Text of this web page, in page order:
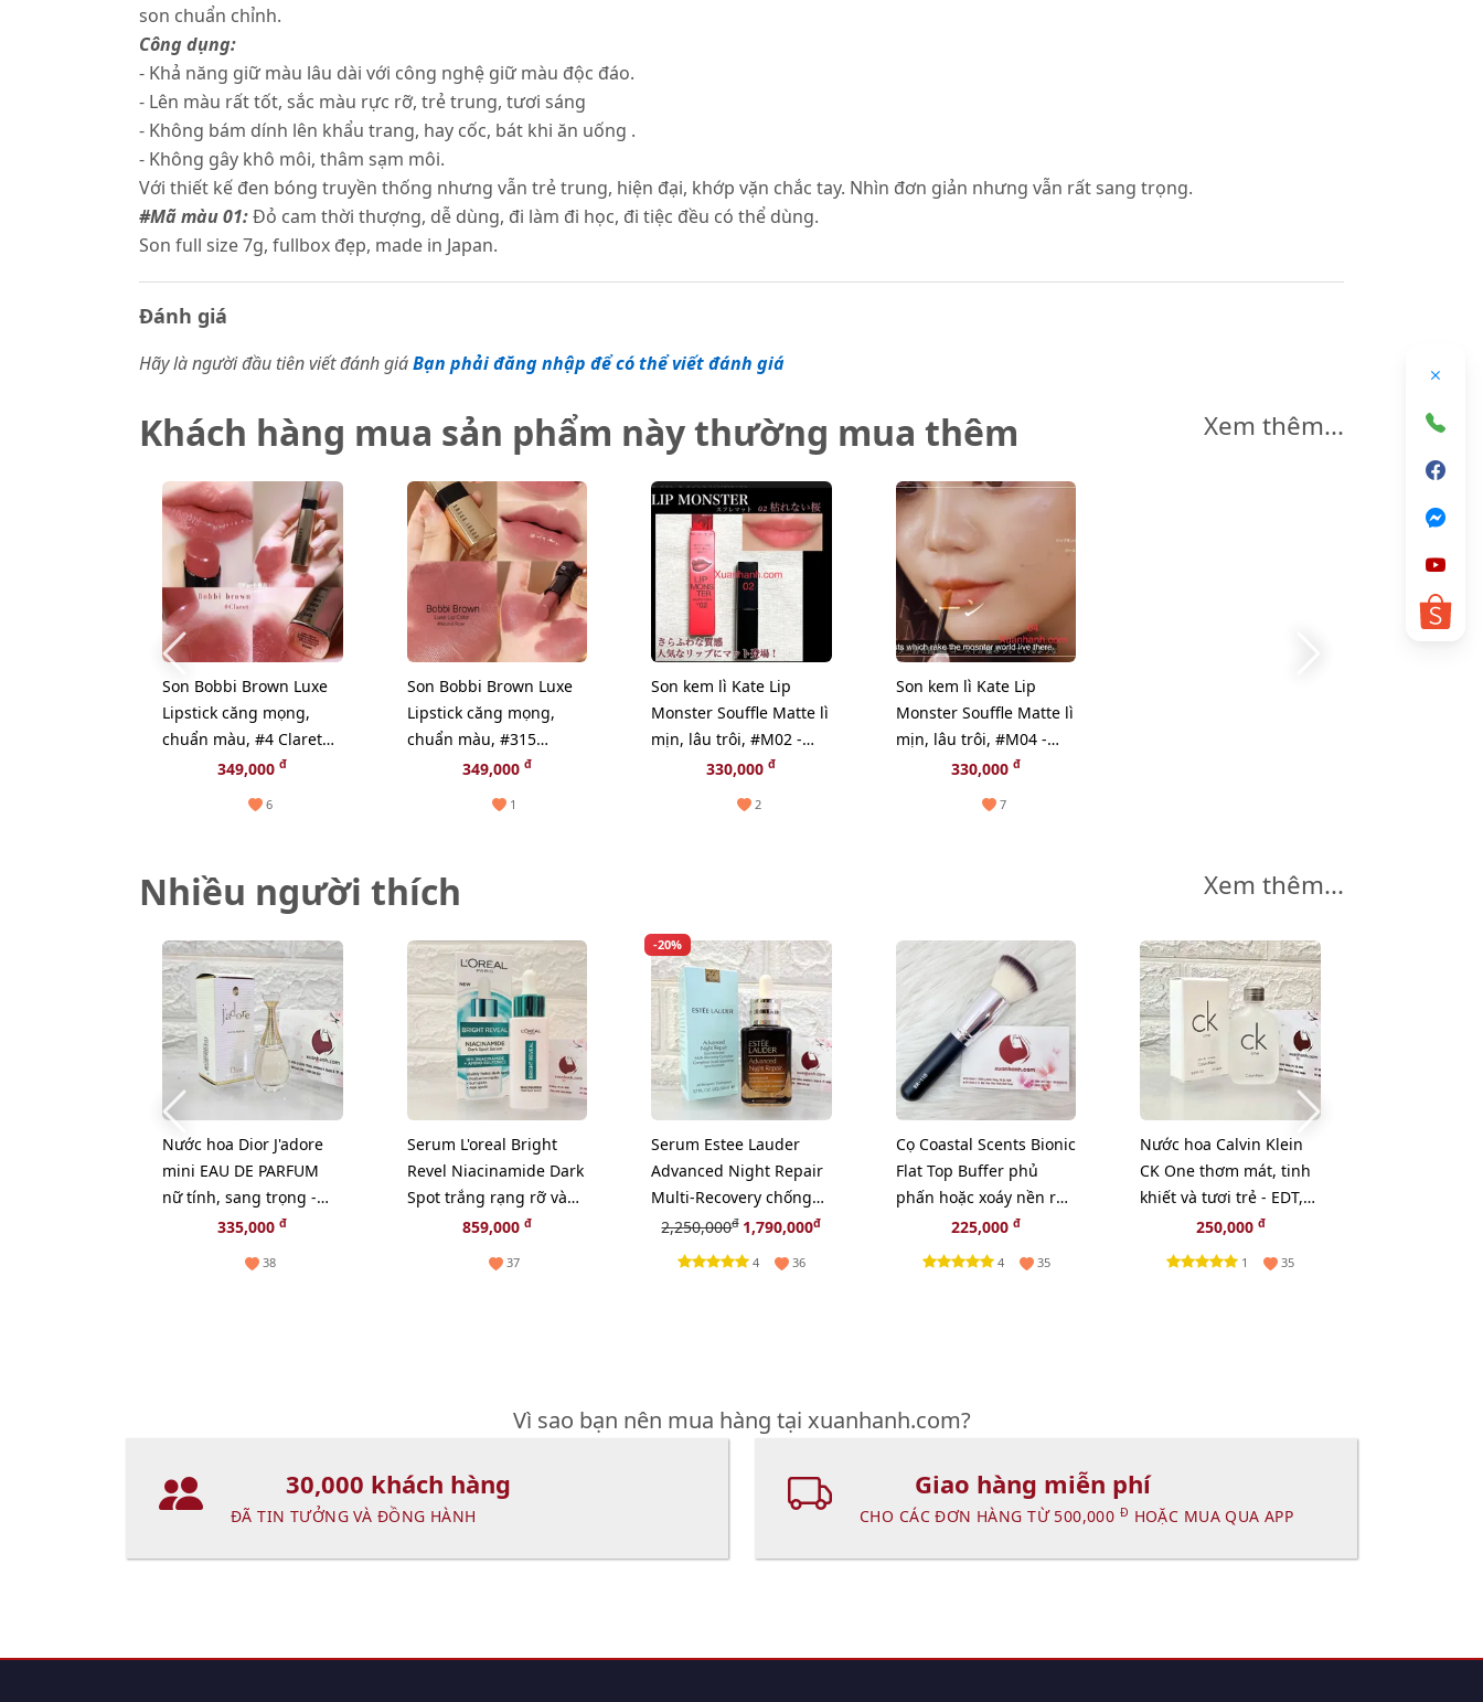
son chuẩn chỉnh.
Công dụng:
- Khả năng giữ màu lâu dài với công nghệ giữ màu độc đáo.
- Lên màu rất tốt, sắc màu rực rỡ, trẻ trung, tươi sáng
- Không bám dính lên khẩu trang, hay cốc, bát khi ăn uống .
- Không gây khô môi, thâm sạm môi.
Với thiết kế đen bóng truyền thống nhưng vẫn trẻ trung, hiện đại, khớp vặn chắc tay. Nhìn đơn giản nhưng vẫn rất sang trọng.
#Mã màu 01:Đỏ cam thời thượng, dễ dùng, đi làm đi học, đi tiệc đều có thể dùng.
Son full size 7g, fullbox đẹp, made in Japan.
Đánh giá
Hãy là người đầu tiên viết đánh giáBạn phải đăng nhập để có thể viết đánh giá
Khách hàng mua sản phẩm này thường mua thêm Xem thêm...
Son Bobbi Brown Luxe
Lipstick căng mọng,
chuẩn màu, #4 Claret
đỏ đất thời thượng
349,000đ
6
Son Bobbi Brown Luxe
Lipstick căng mọng,
chuẩn màu, #315
Neutral Rose hồng đất
349,000 đ
1
Son kem lì Kate Lip
Monster Souffle Matte lì
mịn, lâu trôi, #M02 -
Cam san hô (New)
330,000đ
2
Son kem lì Kate Lip
Monster Souffle Matte lì
mịn, lâu trôi, #M04 -
Cam gạch (New)
330,000đ
7
Nhiều người thích Xem thêm...
Nước hoa Dior J'adore
mini EAU DE PARFUM
nữ tính, sang trọng -
EDP, 5ml.335,000đ
38
Serum L'oreal Bright
Revel Niacinamide Dark
Spot trắng rạng rỡ và
giảm sạm nám, 30ml
859,000 đ
37
-20%
Serum Estee Lauder
Advanced Night Repair
Multi-Recovery chống
lão hóa chuyên sâu,
50ml
2,250,000đ1,790,000đ
4 36
Cọ Coastal Scents Bionic
Flat Top Buffer phủ
phấn hoặc xoáy nền rất
225,000đ
4 35
Nước hoa Calvin Klein
CK One thơm mát, tinh
khiết và tươi trẻ - EDT,
15ml (Fullbox)
250,000 đ
1 35
Vì sao bạn nên mua hàng tại xuanhanh.com?
30,000 khách hàng
ĐÃ TIN TƯỞNG VÀ ĐỒNG HÀNH
Giao hàng miễn phí
CHO CÁC ĐƠN HÀNG TỪ 500,000 Đ HOẶC MUA QUA APP